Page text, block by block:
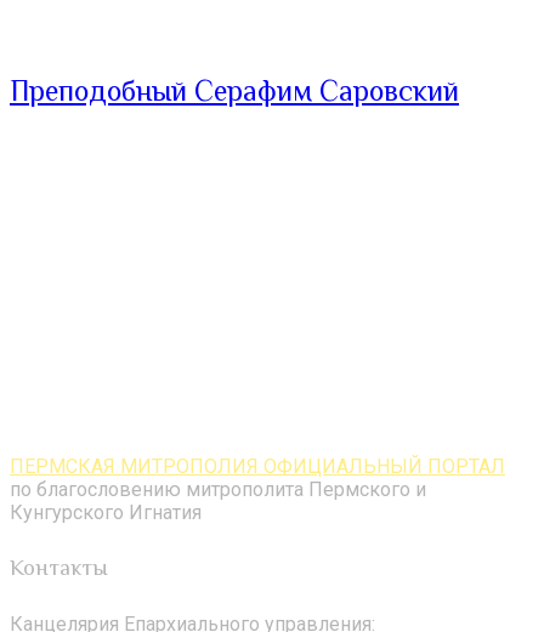
Преподобный Серафим Саровский
ПЕРМСКАЯ МИТРОПОЛИЯ ОФИЦИАЛЬНЫЙ ПОРТАЛ
по благословению митрополита Пермского и
Кунгурского Игнатия
Контакты
Канцелярия Епархиального управления: